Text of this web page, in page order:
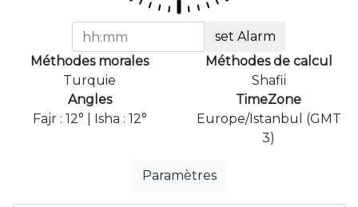
set Alarm
Méthodes morales
Turquie
Méthodes de calcul
Shafii
Angles
Fajr : 12° | Isha : 12°
TimeZone
Europe/Istanbul (GMT
3)
Paramètres